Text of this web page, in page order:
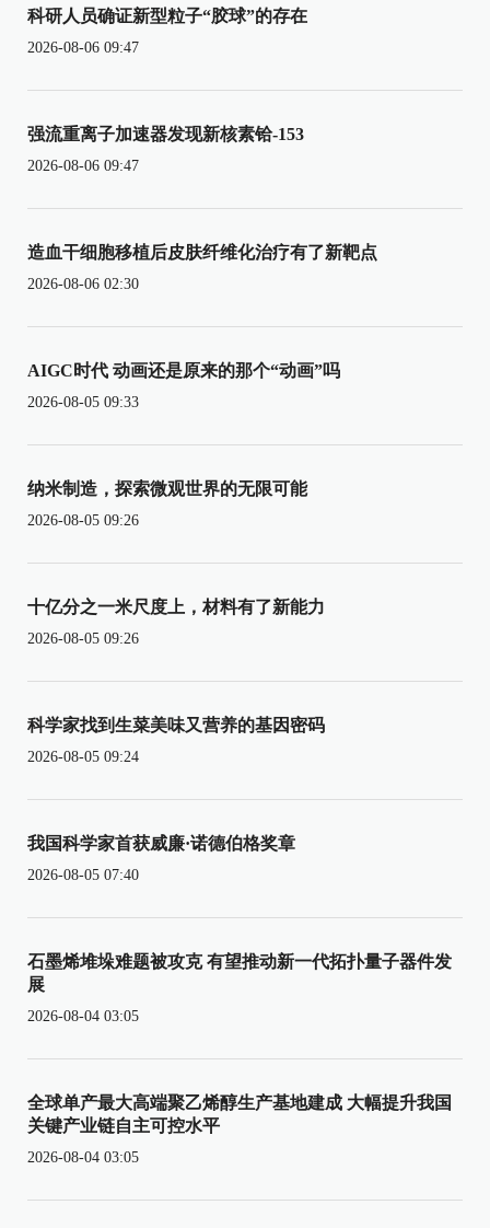
科研人员确证新型粒子“胶球”的存在
2026-08-06 09:47
强流重离子加速器发现新核素铪-153
2026-08-06 09:47
造血干细胞移植后皮肤纤维化治疗有了新靶点
2026-08-06 02:30
AIGC时代 动画还是原来的那个“动画”吗
2026-08-05 09:33
纳米制造，探索微观世界的无限可能
2026-08-05 09:26
十亿分之一米尺度上，材料有了新能力
2026-08-05 09:26
科学家找到生菜美味又营养的基因密码
2026-08-05 09:24
我国科学家首获威廉·诺德伯格奖章
2026-08-05 07:40
石墨烯堆垛难题被攻克 有望推动新一代拓扑量子器件发
展
2026-08-04 03:05
全球单产最大高端聚乙烯醇生产基地建成 大幅提升我国
关键产业链自主可控水平
2026-08-04 03:05